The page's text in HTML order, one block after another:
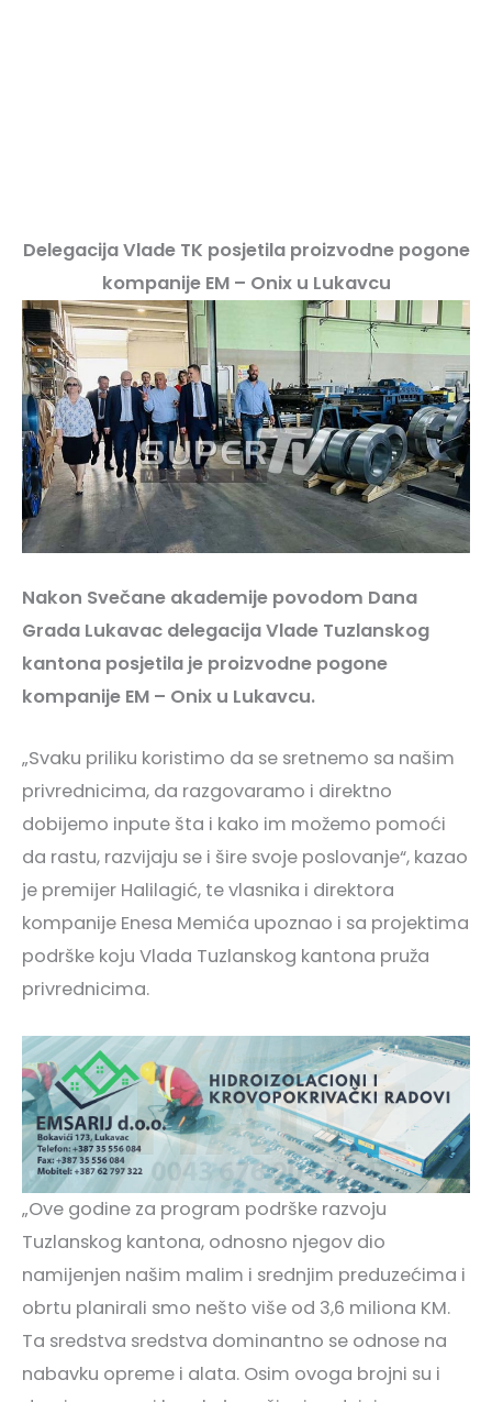
Delegacija Vlade TK posjetila proizvodne pogone
kompanije EM – Onix u Lukavcu
Nakon Svečane akademije povodom Dana
Grada Lukavac delegacija Vlade Tuzlanskog
kantona posjetila je proizvodne pogone
kompanije EM – Onix u Lukavcu.
„Svaku priliku koristimo da se sretnemo sa našim
privrednicima, da razgovaramo i direktno
dobijemo inpute šta i kako im možemo pomoći
da rastu, razvijaju se i šire svoje poslovanje“, kazao
je premijer Halilagić, te vlasnika i direktora
kompanije Enesa Memića upoznao i sa projektima
podrške koju Vlada Tuzlanskog kantona pruža
privrednicima.
„Ove godine za program podrške razvoju
Tuzlanskog kantona, odnosno njegov dio
namijenjen našim malim i srednjim preduzećima i
obrtu planirali smo nešto više od 3,6 miliona KM.
Ta sredstva sredstva dominantno se odnose na
nabavku opreme i alata. Osim ovoga brojni su i